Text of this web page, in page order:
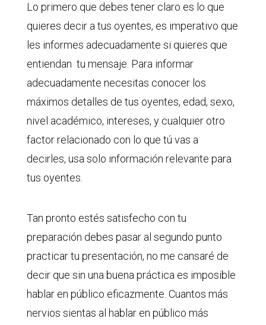
Lo primero que debes tener claro es lo que
quieres decir a tus oyentes, es imperativo que
les informes adecuadamente si quieres que
entiendan tu mensaje. Para informar
adecuadamente necesitas conocer los
máximos detalles de tus oyentes, edad, sexo,
nivel académico, intereses, y cualquier otro
factor relacionado con lo que tú vas a
decirles, usa solo información relevante para
tus oyentes.
Tan pronto estés satisfecho con tu
preparación debes pasar al segundo punto
practicar tu presentación, no me cansaré de
decir que sin una buena práctica es imposible
hablar en público eficazmente. Cuantos más
nervios sientas al hablar en público más